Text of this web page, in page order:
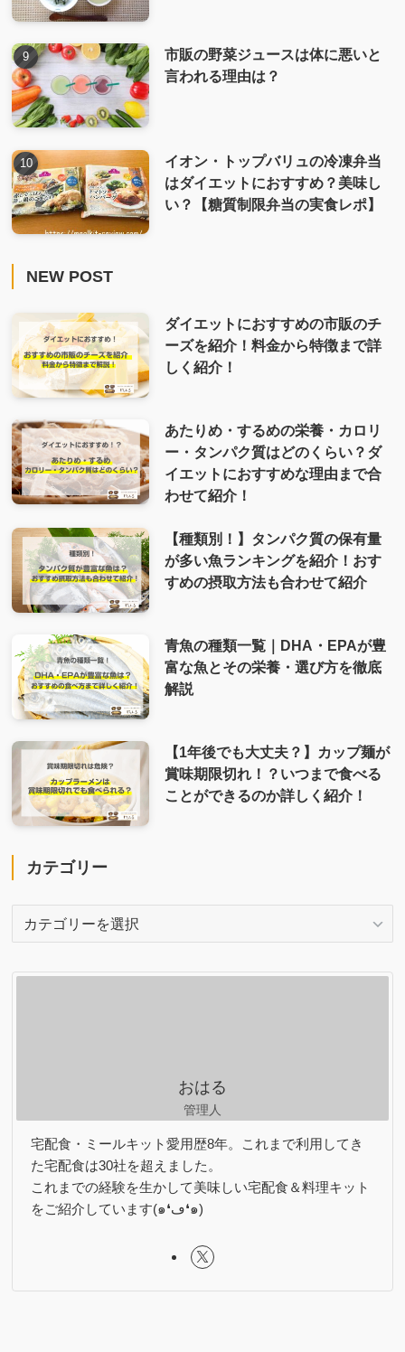
市販の野菜ジュースは体に悪いと
言われる理由は？
イオン・トップバリュの冷凍弁当
はダイエットにおすすめ？美味し
い？【糖質制限弁当の実食レポ】
NEW POST
ダイエットにおすすめの市販のチ
ーズを紹介！料金から特徴まで詳
しく紹介！
あたりめ・するめの栄養・カロリ
ー・タンパク質はどのくらい？ダ
イエットにおすすめな理由まで合
わせて紹介！
【種類別！】タンパク質の保有量
が多い魚ランキングを紹介！おす
すめの摂取方法も合わせて紹介
青魚の種類一覧｜DHA・EPAが豊
富な魚とその栄養・選び方を徹底
解説
【1年後でも大丈夫？】カップ麺が
賞味期限切れ！？いつまで食べる
ことができるのか詳しく紹介！
カテゴリー
リ
おはる
管理人
宅配食・ミールキット愛用歴8年。これまで利用してき
た宅配食は30社を超えました。
これまでの経験を生かして美味しい宅配食＆料理キット
をご紹介しています(๑❛ڡ❛๑)